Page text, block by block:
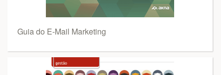
Guia do E-Mail Marketing